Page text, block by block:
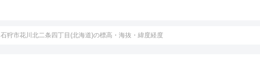
石狩市花川北二条四丁目(北海道)の標高・海抜・緯度経度